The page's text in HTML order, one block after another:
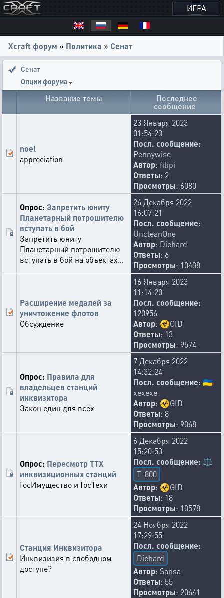
ИГРА
Xcraft форум » Политика » Сенат
Сенат
Опции форума
Название темы Последнее
сообщение
noel
appreciation
23 Января 2023
01:54:23
Посл. сообщение:
Pennywise
Автор: filipi
Ответы: 2
Просмотры: 6080
Опрос: Запретить юниту
Планетарный потрошителю
вступать в бой
Запретить юниту
Планетарный потрошителю
вступать в бой на объектах...
26 Декабря 2022
16:07:21
Посл. сообщение:
UncleanOne
Автор: Diehard
Ответы: 6
Просмотры: 10438
Расширение медалей за
уничтожение флотов
Обсуждение
16 Января 2023
11:14:20
Посл. сообщение:
120956
Автор: ☣️GID
Ответы: 13
Просмотры: 9574
Опрос: Правила для
владельцев станций
инквизитора
Закон един для всех
7 Декабря 2022
14:32:24
Посл. сообщение: 🇺🇦
xexexe
Автор: ☣️GID
Ответы: 8
Просмотры: 9068
Опрос: Пересмотр ТТХ
инквизиционных станций
ГосИмущество и ГосТехи
6 Декабря 2022
15:20:53
Посл. сообщение: ⚖️
T-800
Автор: ☣️GID
Ответы: 18
Просмотры: 10578
Станция Инквизитора
Инквизизия в свободном
доступе?
24 Ноября 2022
17:29:55
Посл. сообщение:
Diehard
Автор: Sansa
Ответы: 55
Просмотры: 20641